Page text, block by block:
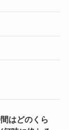
はどのくら